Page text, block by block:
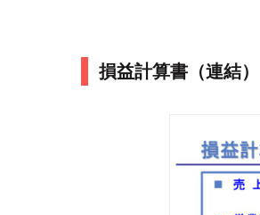
損益計算書（連結）